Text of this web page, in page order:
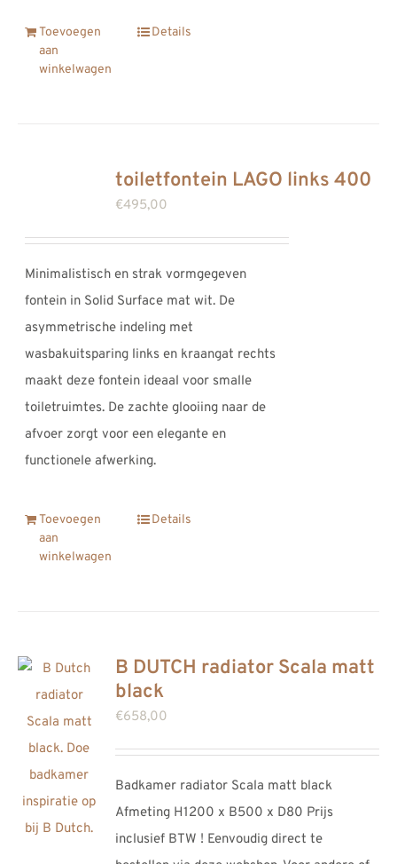
Toevoegen
aan
winkelwagen
Details
toiletfontein LAGO links 400
€495,00
Minimalistisch en strak vormgegeven
fontein in Solid Surface mat wit. De
asymmetrische indeling met
wasbakuitsparing links en kraangat rechts
maakt deze fontein ideaal voor smalle
toiletruimtes. De zachte glooiing naar de
afvoer zorgt voor een elegante en
functionele afwerking.
Toevoegen
aan
winkelwagen
Details
B DUTCH radiator Scala matt
black
€658,00
Badkamer radiator Scala matt black
Afmeting H1200 x B500 x D80 Prijs
inclusief BTW ! Eenvoudig direct te